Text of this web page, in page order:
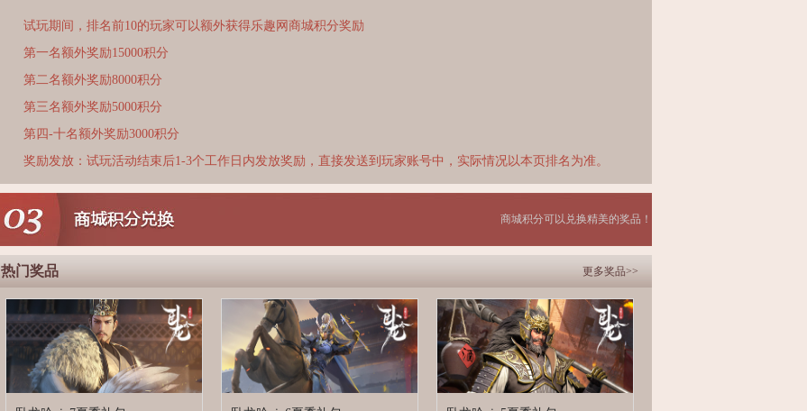
试玩期间，排名前10的玩家可以额外获得乐趣网商城积分奖励
第一名额外奖励15000积分
第二名额外奖励8000积分
第三名额外奖励5000积分
第四-十名额外奖励3000积分
奖励发放：试玩活动结束后1-3个工作日内发放奖励，直接发送到玩家账号中，实际情况以本页排名为准。
商城积分可以兑换精美的奖品！
热门奖品 更多奖品>>